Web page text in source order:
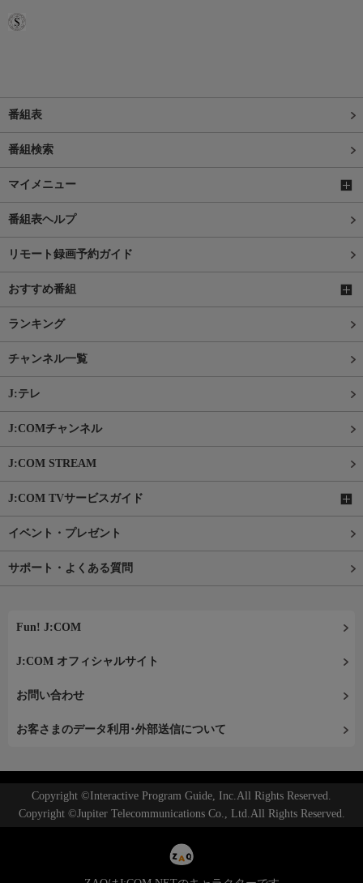
番組表
番組検索
マイメニュー
番組表ヘルプ
リモート録画予約ガイド
おすすめ番組
ランキング
チャンネル一覧
J:テレ
J:COMチャンネル
J:COM STREAM
J:COM TVサービスガイド
イベント・プレゼント
サポート・よくある質問
Fun! J:COM
J:COM オフィシャルサイト
お問い合わせ
お客さまのデータ利用･外部送信について
Copyright ©Interactive Program Guide, Inc.All Rights Reserved.
Copyright ©Jupiter Telecommunications Co., Ltd.All Rights Reserved.